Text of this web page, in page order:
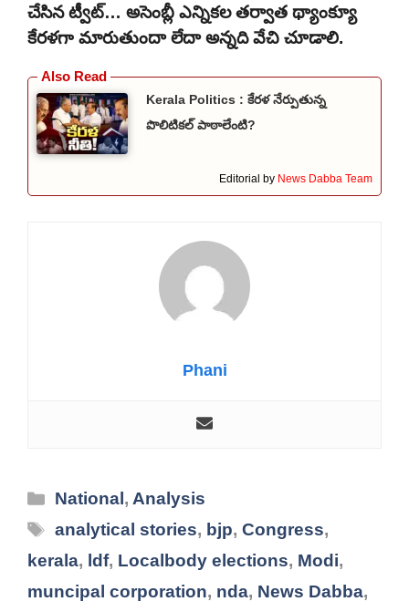
చేసిన ట్వీట్… అసెంబ్లీ ఎన్నికల తర్వాత థ్యాంక్యూ
కేరళగా మారుతుందా లేదా అన్నది వేచి చూడాలి.
Kerala Politics : కేరళ నేర్పుతున్న
పొలిటికల్ పాఠాలేంటి?
Editorial by News Dabba Team
Phani
Categories
National ,Analysis
Tags
analytical stories, bjp,Congress,
kerala, ldf, Localbody elections, Modi,
muncipal corporation, nda, News Dabba,